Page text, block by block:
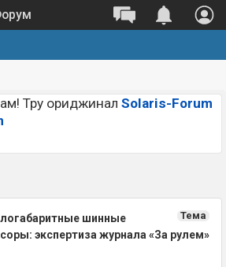
Тру ориджинал Solaris-Forum
Тема
шинные
экспертиза журнала «За рулем»